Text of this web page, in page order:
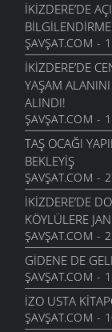
İKIZDERE’DE
ŞAVŞAT.COM -
İKIZDERE’DE
YAŞAM
ALINDI!
ŞAVŞAT.COM -
TAŞ OCAĞI
BEKLEYIŞ
ŞAVŞAT.COM -
İKIZDERE’DE
KÖYLÜLERE
ŞAVŞAT.COM -
GIDENE DE
ŞAVŞAT.COM -
İZO USTA
ŞAVŞAT.COM -